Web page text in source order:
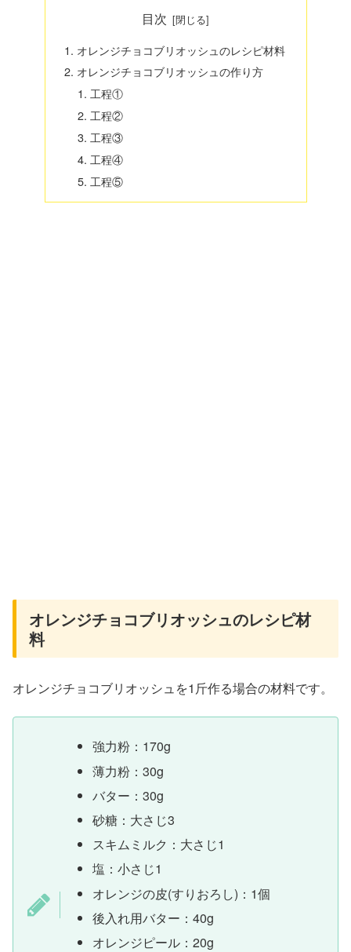
目次
オレンジチョコブリオッシュのレシピ材料
オレンジチョコブリオッシュの作り方
工程①
工程②
工程③
工程④
工程⑤
オレンジチョコブリオッシュのレシピ材
料
オレンジチョコブリオッシュを1斤作る場合の材料です。
強力粉：170g
薄力粉：30g
バター：30g
砂糖：大さじ3
スキムミルク：大さじ1
塩：小さじ1
オレンジの皮(すりおろし)：1個
後入れ用バター：40g
オレンジピール：20g